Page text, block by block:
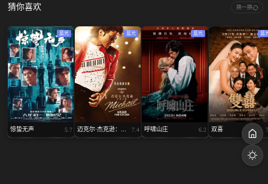
猜你喜欢 换一换
蓝光
惊蛰无声 5.7
蓝光
迈克尔·杰克逊：... 7.4
蓝光
呼啸山庄 6.2
蓝
双喜